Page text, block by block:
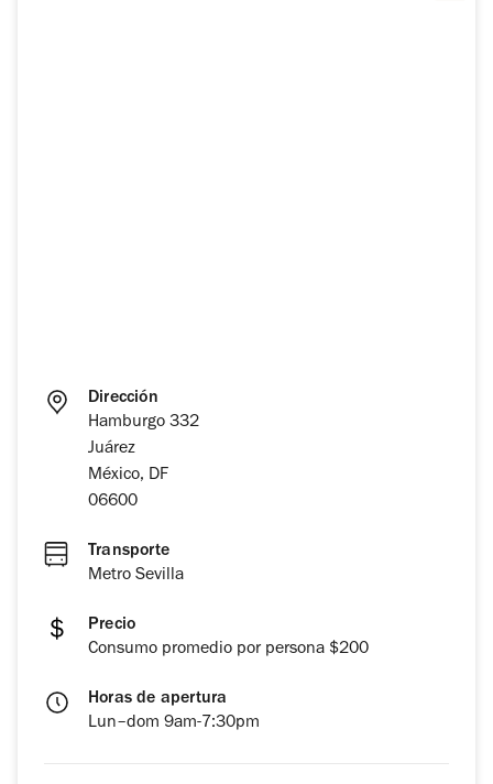
Dirección
Hamburgo 332
Juárez
México, DF
06600
Transporte
Metro Sevilla
Precio
Consumo promedio por persona $200
Horas de apertura
Lun–dom 9am-7:30pm